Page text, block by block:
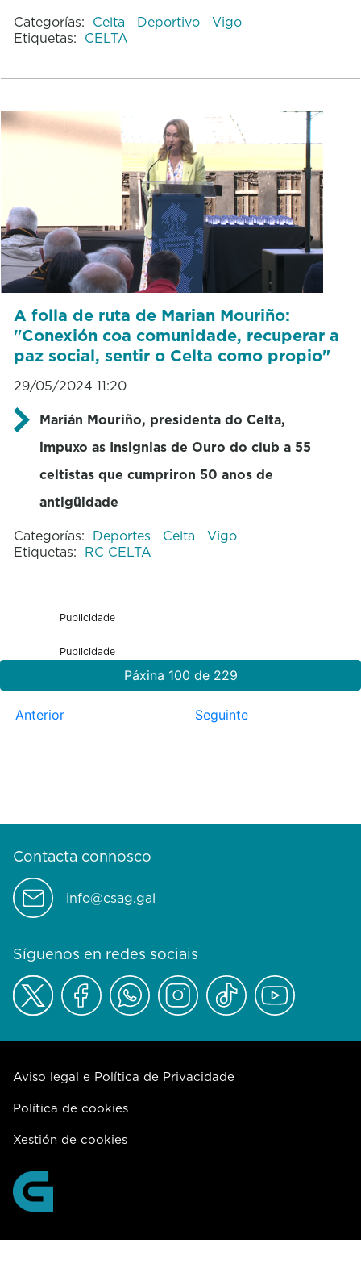
Categorías: Celta Deportivo
Vigo
Etiquetas: CELTA
A folla de ruta de Marian Mouriño:
"Conexión coa comunidade, recuperar a
paz social, sentir o Celta como propio"
29/05/2024 11:20
Marián Mouriño, presidenta do Celta,
impuxo as Insignias de Ouro do club a 55
celtistas que cumpriron 50 anos de
antigüidade
Categorías: Deportes Celta
Vigo
Etiquetas: RC CELTA
Publicidade
Publicidade
Páxina 100 de 229
Anterior Seguinte
Contacta connosco
info@csag.gal
Síguenos en redes sociais
Aviso legal e Política de Privacidade
Política de cookies
Xestión de cookies